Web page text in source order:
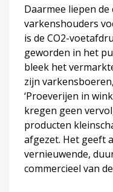
Daarmee liepen
varkenshouders
is de CO2-
geworden in het
bleek het
zijn
‘Proeverijen in
kregen geen
producten
afgezet. Het geeft
vernieuwende,
commercieel van